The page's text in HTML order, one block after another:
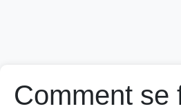
Comment se